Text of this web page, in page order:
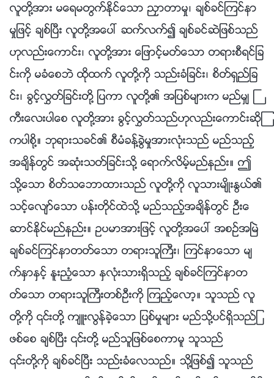
လူတို႔အား မေရမတြက္ႏိုင္ေသာ ညႇာတာမႈ၊ ခ်စ္ခင္ၾကင္နာ
မႈျဖင့္ ခ်စ္ၿပီး လူတို႔အေပၚ ဆက္လက္၍ ခ်စ္ခင္ဆဲျဖစ္သည္
ဟုလည္းေကာင္း၊ လူတို႔အား ေျဖာင့္မတ္ေသာ တရားစီရင္ျခ
င္းကို မခံေစဘဲ ထိုထက္ လူတို႔ကို သည္းခံျခင္း၊ စိတ္ရွည္ျခ
င္း၊ ခြင့္လႊတ္ျခင္းတို႔ ျပကာ လူတို႔၏ အျပစ္မ်ားက မည္မွ် ႀ
ကီးေလးပါေစ လူတို႔အား ခြင့္လႊတ္သည္ဟုလည္းေကာင္းဆိုၾ
ကပါစို႔။ ဘုရားသခင္၏ စီမံခန္႔ခြဲမႈအားလုံးသည္ မည္သည့္
အခ်ိန္တြင္ အဆုံးသတ္ျခင္းသို႔ ေရာက္လိမ့္မည္နည္း။ ဤ
သို႔ေသာ စိတ္သေဘာထားသည္ လူတို႔ကို လူသားမ်ိဳးႏြယ္၏
သင့္ေလ်ာ္ေသာ ပန္းတိုင္ထဲသို႔ မည္သည့္အခ်ိန္တြင္ ဦးေ
ဆာင္ႏိုင္မည္နည္း။ ဥပမာအားျဖင့္ လူတို႔အေပၚ အစဥ္အၿမဲ
ခ်စ္ခင္ၾကင္နာတတ္ေသာ တရားသူႀကီး၊ ၾကင္နာေသာ မ်
က္ႏွာႏွင့္ ႏူးညံ့ေသာ ႏွလုံးသားရွိသည့္ ခ်စ္ခင္ၾကင္နာတ
တ္ေသာ တရားသူႀကီးတစ္ဦးကို ၾကည့္ေလာ့။ သူသည္ လူ
တို႔ကို ၎တို႔ က်ဴးလြန္ခဲ့ေသာ ျပစ္မႈမ်ား မည္သို႔ပင္ရွိသည္ျ
ဖစ္ေစ ခ်စ္ၿပီး ၎တို႔ မည္သူျဖစ္ေစကာမူ သူသည္
၎တို႔ကို ခ်စ္ခင္ၿပီး သည္းခံေလသည္။ သို႔ျဖစ္၍ သူသည္